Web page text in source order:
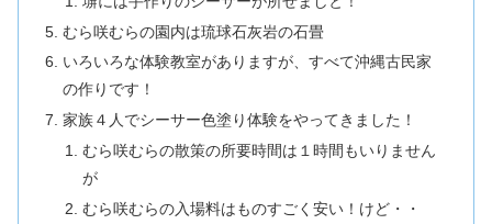
むら咲むらの園内は琉球石灰岩の石畳
いろいろな体験教室がありますが、すべて沖縄古民家
の作りです！
家族４人でシーサー色塗り体験をやってきました！
むら咲むらの散策の所要時間は１時間もいりません
が
むら咲むらの入場料はものすごく安い！けど・・